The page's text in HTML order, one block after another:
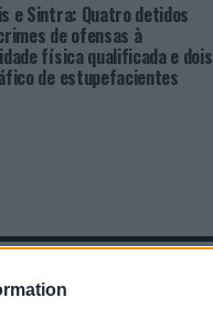
e Sintra: Quatro detidos
de ofensas à
física qualificada e dois
de estupefacientes
FOLK no Tivoli